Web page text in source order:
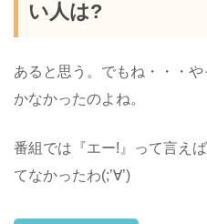
い人は?
あると思う。でもね・・・
かなかったのよね。
番組では『エー!』って言え
てなかったわ(;’∀’)